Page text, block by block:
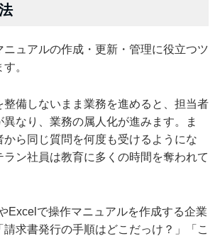
ニュアルの作成・更新・管理に役立つツ
。
整備しないまま業務を進めると、担当者
異なり、業務の属人化が進みます。ま
から同じ質問を何度も受けるようにな
ラン社員は教育に多くの時間を奪われて
Excelで操作マニュアルを作成する企業
請求書発行の手順はどこだっけ？」「こ